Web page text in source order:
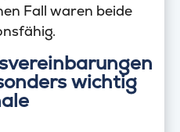
Fall waren beide
wichtig